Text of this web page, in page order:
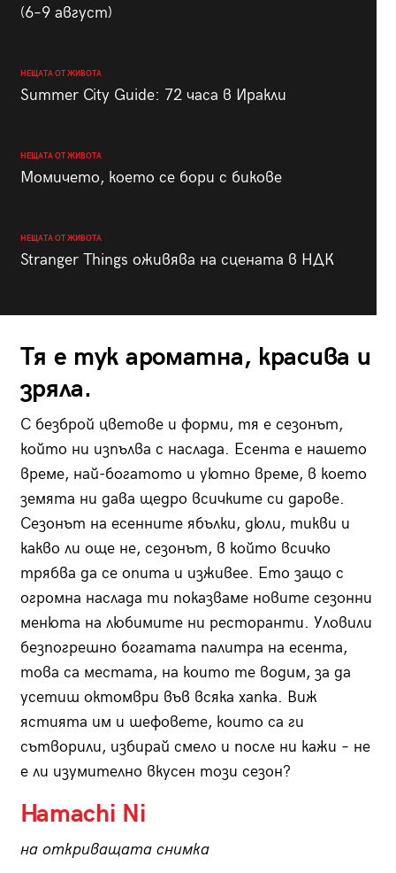
(6–9 август)
НЕЩАТА ОТ ЖИВОТА
Summer City Guide: 72 часа в Иракли
НЕЩАТА ОТ ЖИВОТА
Момичето, което се бори с бикове
НЕЩАТА ОТ ЖИВОТА
Stranger Things оживява на сцената в НДК
Тя е тук ароматна, красива и
зряла.
С безброй цветове и форми, тя е сезонът,
който ни изпълва с наслада. Есента е нашето
време, най-богатото и уютно време, в което
земята ни дава щедро всичките си дарове.
Сезонът на есенните ябълки, дюли, тикви и
какво ли още не, сезонът, в който всичко
трябва да се опита и изживее. Ето защо с
огромна наслада ти показваме новите сезонни
менюта на любимите ни ресторанти. Уловили
безпогрешно богатата палитра на есента,
това са местата, на които те водим, за да
усетиш октомври във всяка хапка. Виж
ястията им и шефовете, които са ги
сътворили, избирай смело и после ни кажи – не
е ли изумително вкусен този сезон?
Hamachi Ni
на откриващата снимка